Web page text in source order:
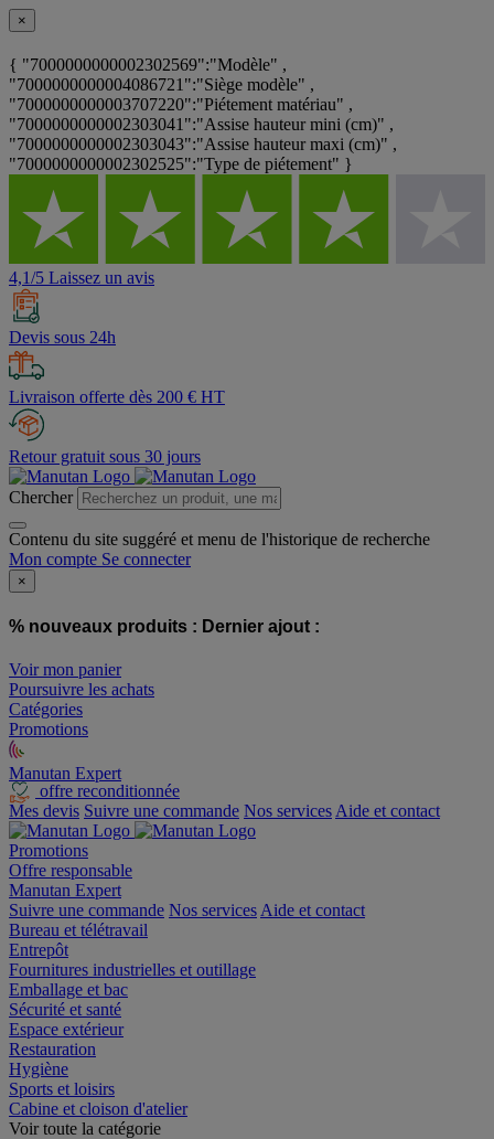
×
{ "7000000000002302569":"Modèle" ,
"7000000000004086721":"Siège modèle" ,
"7000000000003707220":"Piétement matériau" ,
"7000000000002303041":"Assise hauteur mini (cm)" ,
"7000000000002303043":"Assise hauteur maxi (cm)" ,
"7000000000002302525":"Type de piétement" }
4,1/5 Laissez un avis
Devis sous 24h
Livraison offerte dès 200 € HT
Retour gratuit sous 30 jours
Chercher
Contenu du site suggéré et menu de l'historique de recherche
Mon compte Se connecter
×
% nouveaux produits : Dernier ajout :
Voir mon panier
Poursuivre les achats
Catégories
Promotions
Manutan Expert
offre reconditionnée
Mes devis Suivre une commande Nos services Aide et contact
Promotions
Offre responsable
Manutan Expert
Suivre une commande Nos services Aide et contact
Bureau et télétravail
Entrepôt
Fournitures industrielles et outillage
Emballage et bac
Sécurité et santé
Espace extérieur
Restauration
Hygiène
Sports et loisirs
Cabine et cloison d'atelier
Voir toute la catégorie